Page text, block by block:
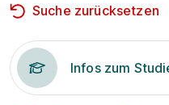
Suche zurücksetzen
Infos zum